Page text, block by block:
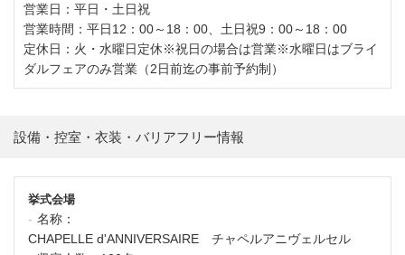
営業日：平日・土日祝
営業時間：平日12：00～18：00、土日祝9：00～18：00
定休日：火・水曜日定休※祝日の場合は営業※水曜日はブライ
ダルフェアのみ営業（2日前迄の事前予約制）
設備・控室・衣装・バリアフリー情報
挙式会場
名称：
CHAPELLE d'ANNIVERSAIRE チャペルアニヴェルセル